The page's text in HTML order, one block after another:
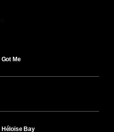
Me
Héloïse Bay